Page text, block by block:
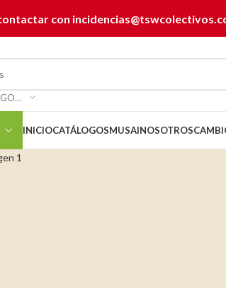
con
SELECCIONAR CATEGORÍA
INICIOCATÁLOGOSMUSAINOSOTROS